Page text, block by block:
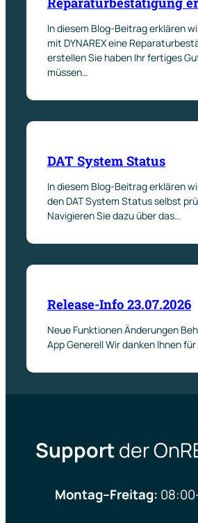
In diesem Blog-Beitrag erklären
mit DYNAREX eine
erstellen Sie haben Ihr fertiges
müssen…
DAT System Status
In diesem Blog-Beitrag erklären
den DAT System Status selbst
Navigieren Sie dazu über das…
Release-Info 23.07.2026
Neue Funktionen Änderungen
App Generell Wir danken Ihnen
Support der
Montag–Freitag: